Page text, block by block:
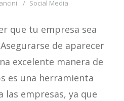
Social Media
que tu empresa sea
de aparecer
excelente manera de
es una herramienta
empresas, ya que